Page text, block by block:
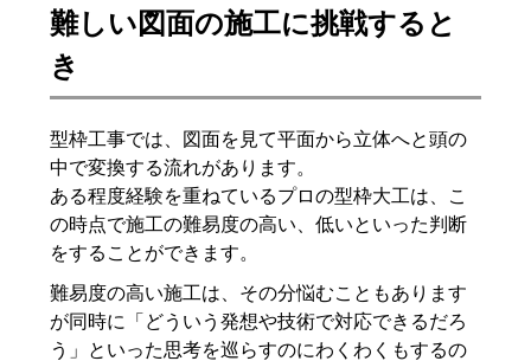
難しい図面の施工に挑戦すると
き
型枠工事では、図面を見て平面から立体へと頭の
中で変換する流れがあります。
ある程度経験を重ねているプロの型枠大工は、こ
の時点で施工の難易度の高い、低いといった判断
をすることができます。
難易度の高い施工は、その分悩むこともあります
が同時に「どういう発想や技術で対応できるだろ
う」といった思考を巡らすのにわくわくもするの